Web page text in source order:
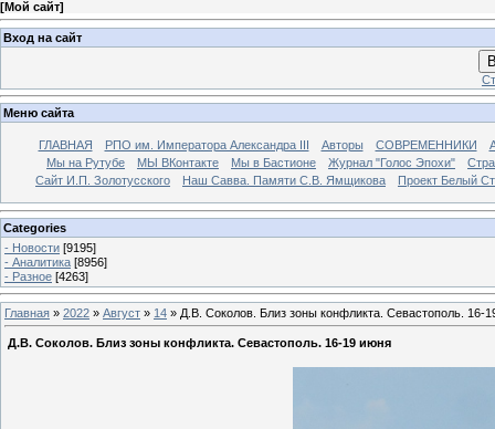
[Мой сайт]
Вход на сайт
Меню сайта
ГЛАВНАЯ РПО им. Императора Александра III Авторы СОВРЕМЕННИКИ
Мы на Рутубе
МЫ ВКонтакте Мы в Бастионе Журнал "Голос Эпохи"
Сайт И.П. Золотусского
Наш Савва. Памяти С.В. Ямщикова Проект Белый
Categories
- Новости [9195]
- Аналитика [8956]
- Разное [4263]
Главная » 2022 » Август » 14 » Д.В. Соколов. Близ зоны конфликта. Севастополь. 16-
Д.В. Соколов. Близ зоны конфликта. Севастополь. 16-19 июня